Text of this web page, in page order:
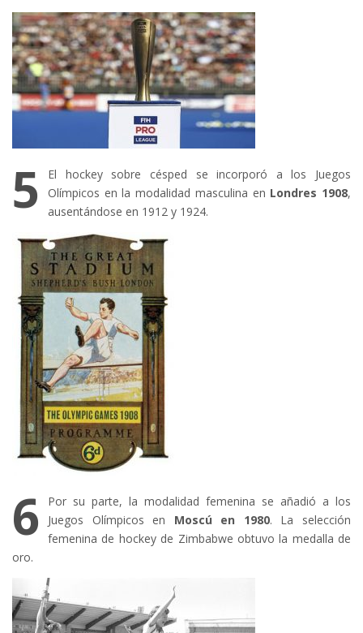
5
El hockey sobre césped se incorporó a los Juegos
Olímpicos en la modalidad masculina en Londres 1908,
ausentándose en 1912 y 1924.
6
Por su parte, la modalidad femenina se añadió a los
Juegos Olímpicos en Moscú en 1980. La selección
femenina de hockey de Zimbabwe obtuvo la medalla de
oro.